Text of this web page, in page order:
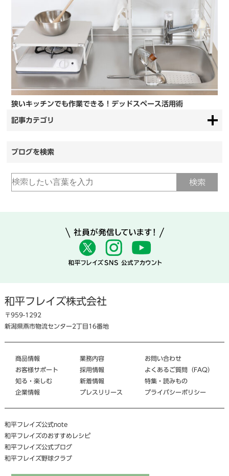
狭いキッチンでも作業できる！デッドスペース活用術
記事カテゴリ
ブログを検索
和平フレイズ株式会社
〒959-1292
新潟県燕市物流センター2丁目16番地
商品情報
お客様サポート
知る・楽しむ
企業情報
業務内容
採用情報
新着情報
プレスリリース
お問い合わせ
よくあるご質問（FAQ）
特集・読みもの
プライバシーポリシー
和平フレイズ公式note
和平フレイズのおすすめレシピ
和平フレイズ公式ブログ
和平フレイズ野球クラブ